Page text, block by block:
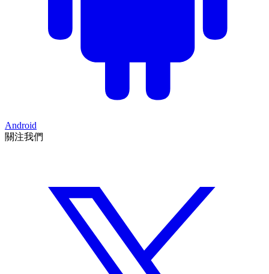
Android
關注我們